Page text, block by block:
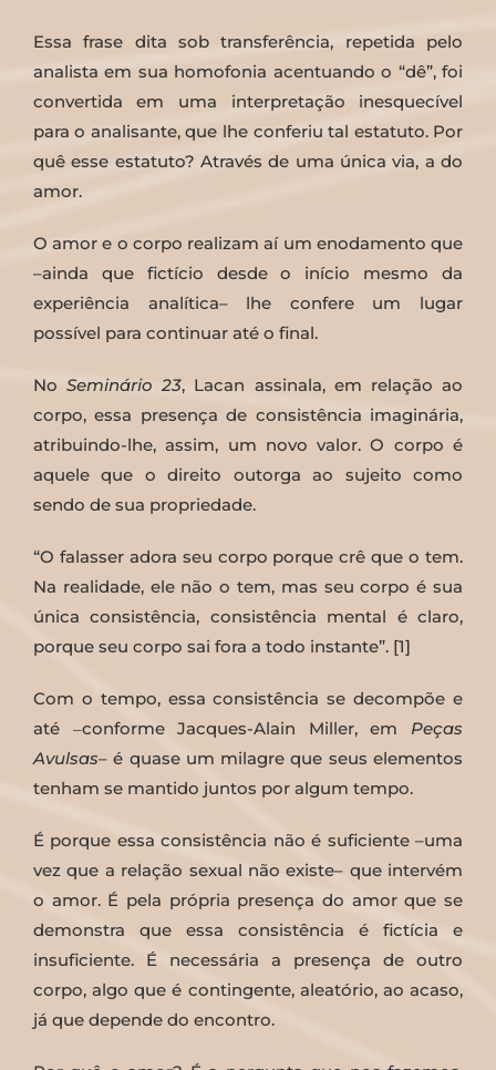
Essa frase dita sob transferência, repetida pelo
analista em sua homofonia acentuando o “dê”, foi
convertida em uma interpretação inesquecível
para o analisante, que lhe conferiu tal estatuto. Por
quê esse estatuto? Através de uma única via, a do
amor.
O amor e o corpo realizam aí um enodamento que
–ainda que fictício desde o início mesmo da
experiência analítica– lhe confere um lugar
possível para continuar até o final.
NoSeminário 23, Lacan assinala, em relação ao
corpo, essa presença de consistência imaginária,
atribuindo-lhe, assim, um novo valor. O corpo é
aquele que o direito outorga ao sujeito como
sendo de sua propriedade.
“O falasser adora seu corpo porque crê que o tem.
Na realidade, ele não o tem, mas seu corpo é sua
única consistência, consistência mental é claro,
porque seu corpo sai fora a todo instante”. [1]
Com o tempo, essa consistência se decompõe e
até ‒conforme Jacques-Alain Miller, em Peças
Avulsas– é quase um milagre que seus elementos
tenham se mantido juntos por algum tempo.
É porque essa consistência não é suficiente –uma
vez que a relação sexual não existe– que intervém
o amor. É pela própria presença do amor que se
demonstra que essa consistência é fictícia e
insuficiente. É necessária a presença de outro
corpo, algo que é contingente, aleatório, ao acaso,
já que depende do encontro.